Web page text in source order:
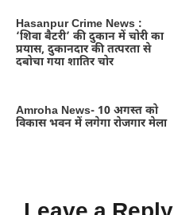
Hasanpur Crime News :
‘शिवा बैटरी’ की दुकान में चोरी का
प्रयास, दुकानदार की तत्परता से
दबोचा गया शातिर चोर
Amroha News- 10 अगस्त को
विकास भवन में लगेगा रोजगार मेला